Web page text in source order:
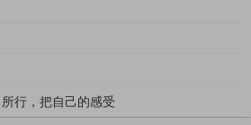
就会离开。
爪痕，尽显老鼠浮躁的天性；走过
在闪动；在墓地不远处有一个蚂蚁
食物，运出垃圾，洞口周围呈现出
行，把自己的感受